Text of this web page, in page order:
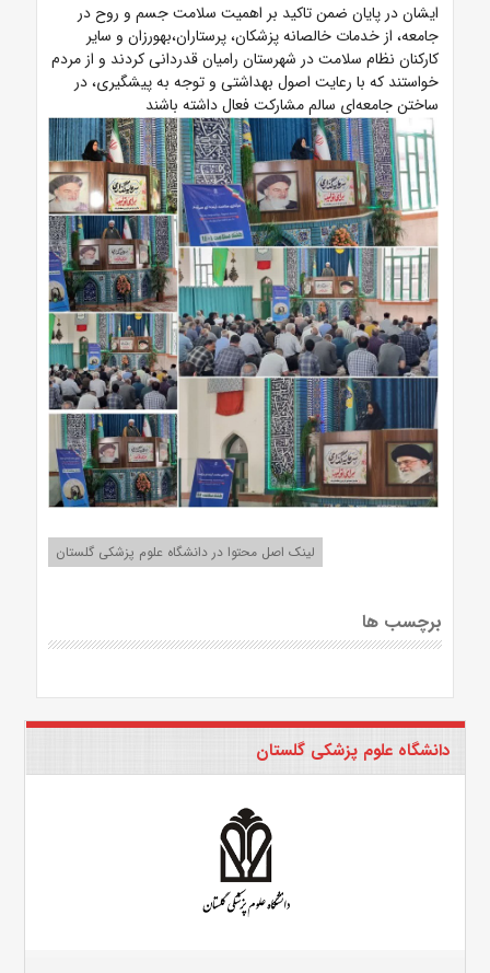
ایشان در پایان ضمن تاکید بر اهمیت سلامت جسم و روح در
جامعه، از خدمات خالصانه پزشکان، پرستاران،بهورزان و سایر
کارکنان نظام سلامت در شهرستان رامیان قدردانی کردند و از مردم
خواستند که با رعایت اصول بهداشتی و توجه به پیشگیری، در
ساختن جامعه‌ای سالم مشارکت فعال داشته باشند
لینک اصل محتوا در دانشگاه علوم پزشکی گلستان
برچسب ها
دانشگاه علوم پزشکی گلستان